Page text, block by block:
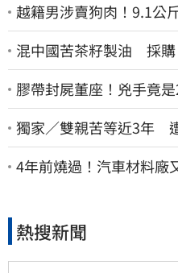
越籍男涉賣狗肉！9.1公
混中國苦茶籽製油 採購
膠帶封屍董座！兇手竟
獨家／雙親苦等近3年
乾妹稱賠償恐毀她未來
4年前燒過！汽車材料
熱搜新聞